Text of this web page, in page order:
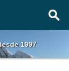
1997